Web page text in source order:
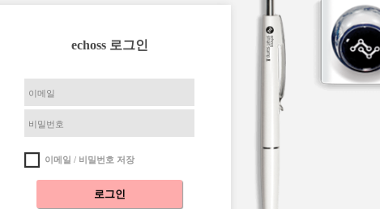
echoss 로그인
이메일 / 비밀번호 저장
로그인